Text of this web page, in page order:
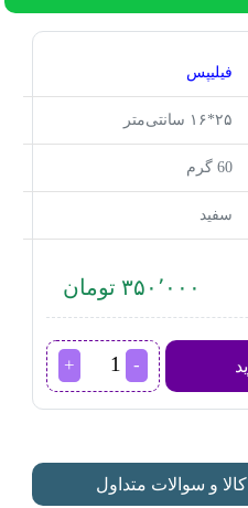
فیلیپس
۲۵*۱۶ سانتی‌متر
60 گرم
سفید
۳۵۰٬۰۰۰ تومان
کیسه
جاروبرقی
و سوالات متداول